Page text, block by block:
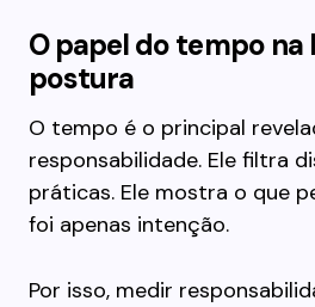
O papel do tempo na
postura
O tempo é o principal
responsabilidade. Ele filtra
práticas. Ele mostra o que
foi apenas intenção.
Por isso, medir